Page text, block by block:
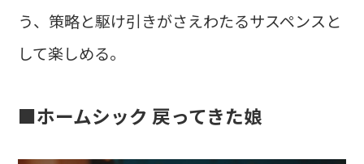
う、策略と駆け引きがさえわたるサスペンスと
して楽しめる。
■ホームシック 戻ってきた娘